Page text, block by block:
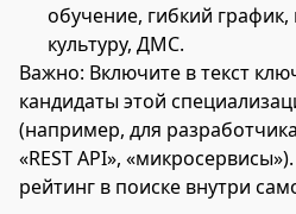
обучение, гибкий
культуру, ДМС.
Важно: Включите в текст
кандидаты этой
(например, для
«REST API»,
рейтинг в поиске внутри